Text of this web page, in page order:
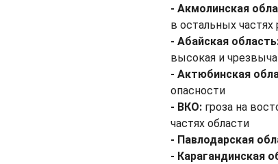
- Акмолинская
в остальных частях
- Абайская
высокая и
- Актюбинская
опасности
- ВКО: гроза на
частях области
- Павлодарская
- Карагандинская